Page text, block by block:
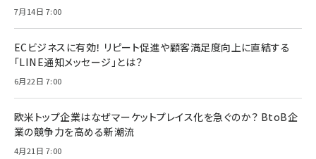
7月14日 7:00
ECビジネスに有効！ リピート促進や顧客満足度向上に直結する
「LINE通知メッセージ」とは？
6月22日 7:00
欧米トップ企業はなぜマーケットプレイス化を急ぐのか？ BtoB企
業の競争力を高める新潮流
4月21日 7:00